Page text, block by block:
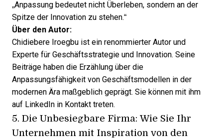
„Anpassung bedeutet nicht Überleben, sondern an der
Spitze der Innovation zu stehen.“
Über den Autor:
Chidiebere Iroegbu ist ein renommierter Autor und
Experte für Geschäftsstrategie und Innovation. Seine
Beiträge haben die Erzählung über die
Anpassungsfähigkeit von Geschäftsmodellen in der
modernen Ära maßgeblich geprägt. Sie können mit ihm
auf LinkedIn in Kontakt treten.
5. Die Unbesiegbare Firma: Wie Sie Ihr
Unternehmen mit Inspiration von den